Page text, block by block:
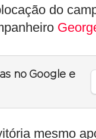
do
no Google e
mesmo